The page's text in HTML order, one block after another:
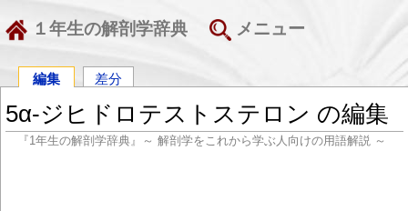
１年生の解剖学辞典 メニュー
編集 差分
5α-ジヒドロテストステロン の編集
『1年生の解剖学辞典』～ 解剖学をこれから学ぶ人向けの用語解説 ～